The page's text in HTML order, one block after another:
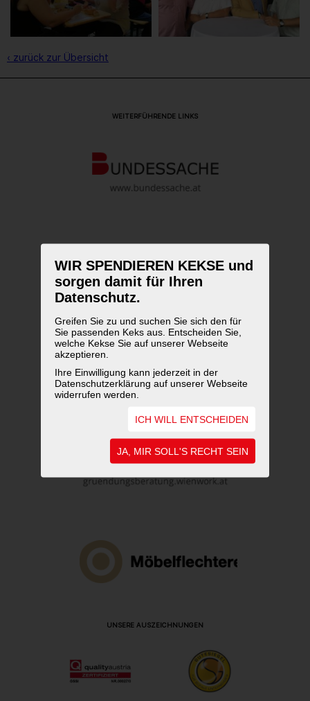
WIR SPENDIEREN KEKSE und
sorgen damit für Ihren
Datenschutz.
Greifen Sie zu und suchen Sie sich den für
Sie passenden Keks aus. Entscheiden Sie,
welche Kekse Sie auf unserer Webseite
akzeptieren.
Ihre Einwilligung kann jederzeit in der
Datenschutzerklärung auf unserer Webseite
widerrufen werden.
ICH WILL ENTSCHEIDEN
JA, MIR SOLL'S RECHT SEIN
‹ zurück zur Übersicht
WEITERFÜHRENDE LINKS
UNSERE AUSZEICHNUNGEN